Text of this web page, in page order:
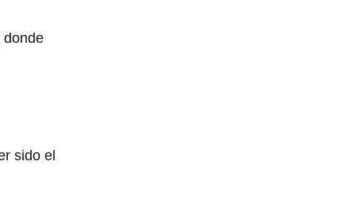
donde
sido el